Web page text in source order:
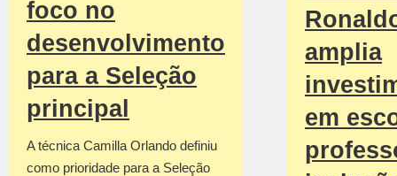
foco no
desenvolvimento
para a Seleção
principal
A técnica Camilla Orlando definiu
como prioridade para a Seleção
amplia
em